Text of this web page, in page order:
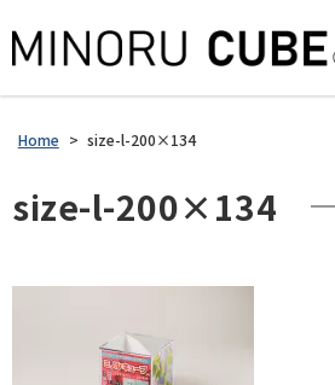
Home > size-l-200×134
size-l-200×134